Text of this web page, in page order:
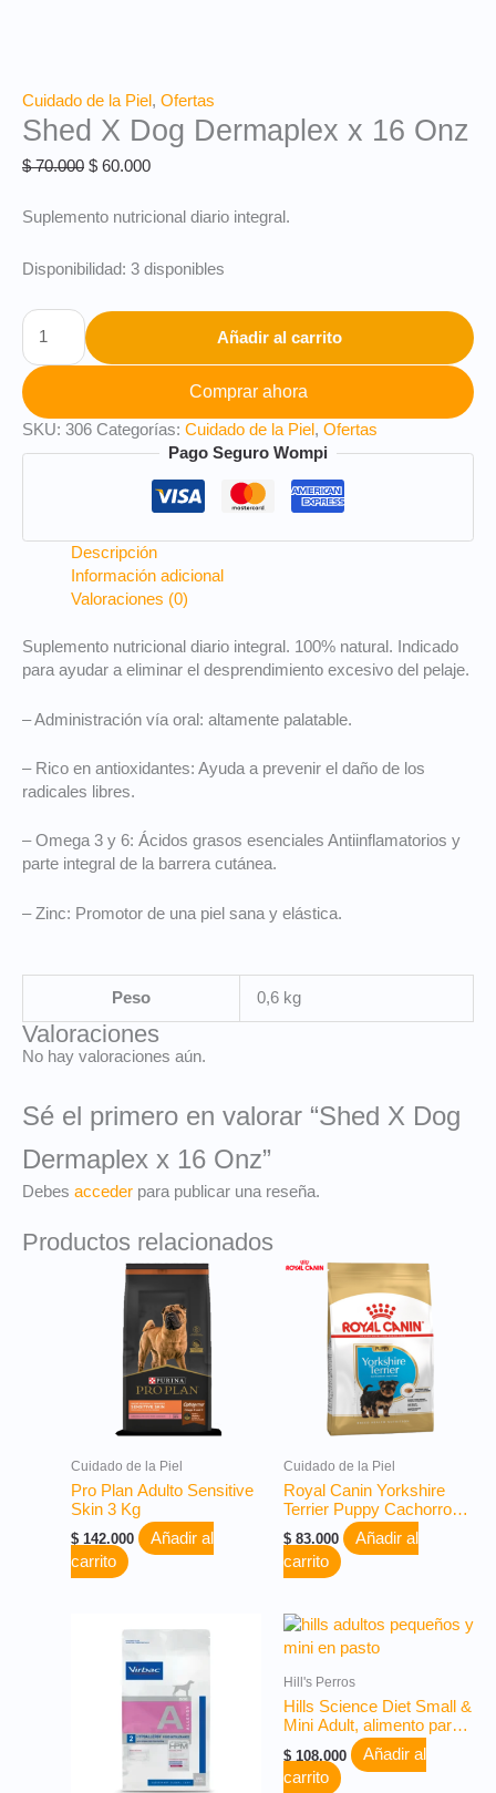
Cuidado de la Piel , Ofertas
Shed X Dog Dermaplex x 16 Onz
$70.000 $ 60.000
Suplemento nutricional diario integral.
Disponibilidad: 3 disponibles
Añadir al carrito
Comprar ahora
SKU: 306 Categorías: Cuidado de la Piel , Ofertas
Pago Seguro Wompi
Descripción
Información adicional
Valoraciones (0)
Suplemento nutricional diario integral. 100% natural. Indicado
para ayudar a eliminar el desprendimiento excesivo del pelaje.
– Administración vía oral: altamente palatable.
– Rico en antioxidantes: Ayuda a prevenir el daño de los
radicales libres.
– Omega 3 y 6: Ácidos grasos esenciales Antiinflamatorios y
parte integral de la barrera cutánea.
– Zinc: Promotor de una piel sana y elástica.
Peso 0,6 kg
Valoraciones
No hay valoraciones aún.
Sé el primero en valorar “Shed X Dog
Dermaplex x 16 Onz”
Debes acceder para publicar una reseña.
Productos relacionados
Cuidado de la Piel
Pro Plan Adulto Sensitive
Skin 3 Kg
$142.000
Añadir al
carrito
Cuidado de la Piel
Royal Canin Yorkshire
Terrier Puppy Cachorro
1,13 Kg
$83.000
Añadir al
carrito
Hill's Perros
Hills Science Diet Small &
Mini Adult, alimento para
perros adultos de razas
pequeñas y miniatura x
4.5lb o 2 Kg
$108.000
Añadir al
carrito